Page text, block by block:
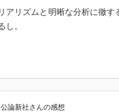
アリズムと明晰な分析に徹
し。
論新社さんの感想